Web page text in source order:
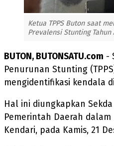
Ketua TPPS Buton saat
Prevalensi Stunting Tahun
BUTON, BUTONSATU.com -
Penurunan Stunting
mengidentifikasi kendala
Hal ini diungkapkan
Pemerintah Daerah
Kendari, pada Kamis, 21